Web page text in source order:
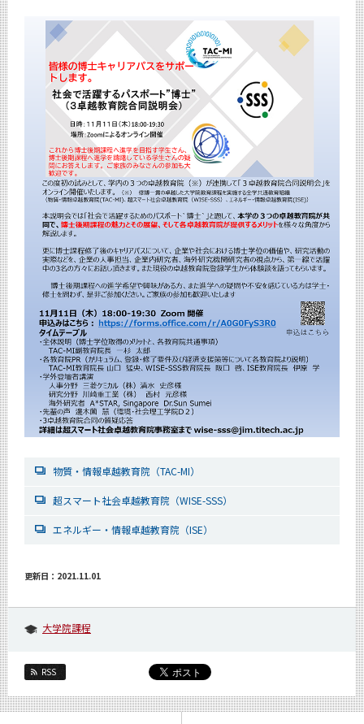
物質・情報卓越教育院（TAC-MI）
超スマート社会卓越教育院（WISE-SSS）
エネルギー・情報卓越教育院（ISE）
更新日：2021.11.01
大学院課程
RSS